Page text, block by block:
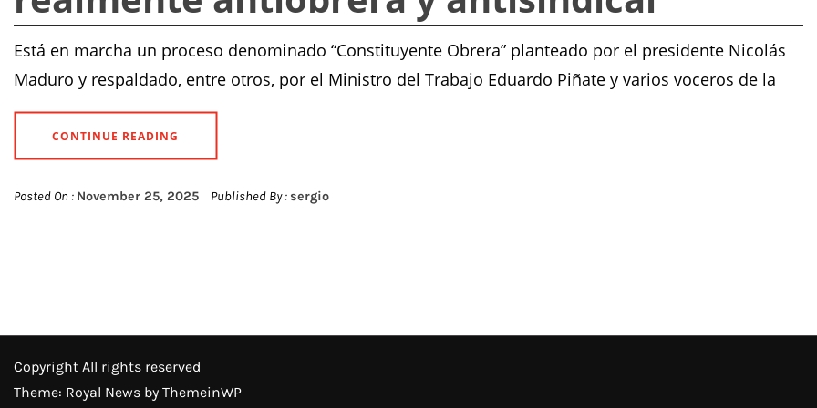
Está en marcha un proceso denominado “Constituyente Obrera” planteado por el presidente Nicolás
Maduro y respaldado, entre otros, por el Ministro del Trabajo Eduardo Piñate y varios voceros de la
CONTINUE READING
Posted On : November 25, 2025 Published By :sergio
Copyright All rights reserved
Theme: Royal News by ThemeinWP